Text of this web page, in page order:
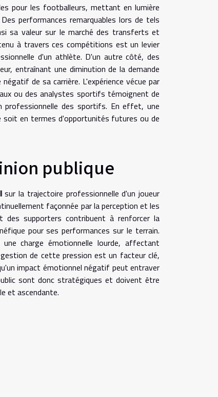
pour les footballeurs, mettant en lumière
performances remarquables lors de tels
sa valeur sur le marché des transferts et
à travers ces compétitions est un levier
d'un athlète. D'un autre côté, des
entraînant une diminution de la demande
de sa carrière. L'expérience vécue par
ou des analystes sportifs témoignent de
professionnelle des sportifs. En effet, une
soit en termes d'opportunités futures ou de
publique
sur la trajectoire professionnelle d'un joueur
façonnée par la perception et les
des supporters contribuent à renforcer la
pour ses performances sur le terrain.
charge émotionnelle lourde, affectant
de cette pression est un facteur clé,
impact émotionnel négatif peut entraver
sont donc stratégiques et doivent être
et ascendante.